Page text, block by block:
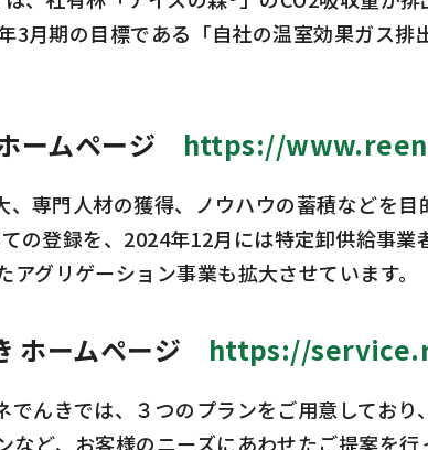
月期の目標である「自社の温室効果ガス
ームページ https://
専門人材の獲得、ノウハウの蓄積などを
の登録を、2024年12月には特定卸供給事
グリゲーション事業も拡大させています。
ホームページ https://
んきでは、３つのプランをご用意してお
ど、お客様のニーズにあわせたご提案を行